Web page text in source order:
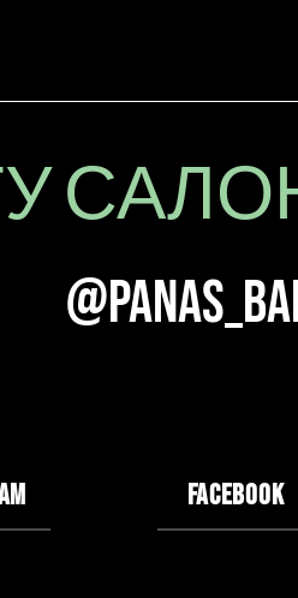
FACEBOOK